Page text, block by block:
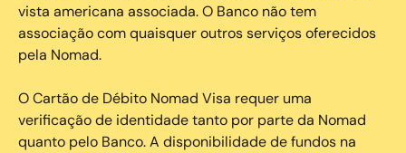
vista americana associada. O Banco não tem
associação com quaisquer outros serviços oferecidos
pela Nomad.
O Cartão de Débito Nomad Visa requer uma
verificação de identidade tanto por parte da Nomad
quanto pelo Banco. A disponibilidade de fundos na